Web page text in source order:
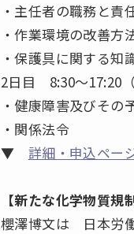
・主任者の職務と責
・作業環境の改善方
・保護具に関する知
2日目 8:30～17:20
・健康障害及びその
・関係法令
▼ 詳細・申込ペー
【新たな化学物質規
櫻澤博文は 日本労